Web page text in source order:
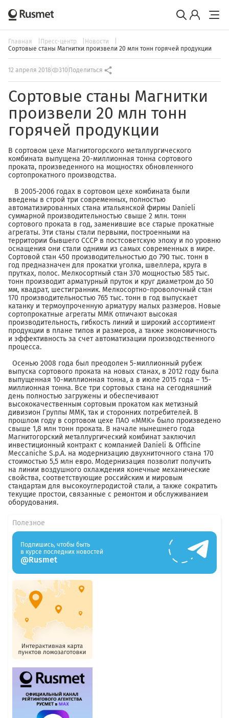
Главная Пресс-центр
Новости
Сортовые станы Магнитки произвели 20 млн тонн горячей продукции
12 апреля 2018 310 Поделиться
Сортовые станы Магнитки
произвели 20 млн тонн
горячей продукции
В сортовом цехе Магнитогорского металлургического
комбината выпущена 20-миллионная тонна сортового
проката, произведенного на мощностях обновленного
сортопрокатного производства.
В 2005-2006 годах в сортовом цехе комбината были
введены в строй три современных, полностью
автоматизированных стана итальянской фирмы Danieli
суммарной производительностью свыше 2 млн. тонн
сортового проката в год, заменившие все старые прокатные
агрегаты. Эти станы стали первыми, построенными на
территории бывшего СССР в постсоветскую эпоху и по уровню
оснащения они стали одними из самых современных в мире.
Сортовой стан 450 производительностью до 790 тыс. тонн в
год предназначен для прокатки уголка, швеллера, круга в
прутках, полос. Мелкосортный стан 370 мощностью 585 тыс.
тонн производит арматурный пруток и круг диаметром до 50
мм, квадрат, шестигранник. Мелкосортно-проволочный стан
170 производительностью 765 тыс. тонн в год выпускает
катанку и термоупроченную арматуру малых размеров. Новые
сортопрокатные агрегаты ММК отличают высокая
производительность, гибкость линий и широкий ассортимент
продукции в плане типов и размеров, а также экономичность
и эффективность за счет автоматизации производственного
процесса.
Осенью 2008 года был преодолен 5-миллионный рубеж
выпуска сортового проката на новых станах, в 2012 году была
выпущенная 10-миллионная тонна, а в июле 2015 года – 15-
миллионная тонна. Все три сортовых стана на сегодняшний
день полностью загружены и обеспечивают
высококачественным сортовым прокатом как метизный
дивизион Группы ММК, так и сторонних потребителей. В
прошлом году в сортовом цехе ПАО «ММК» было произведено
свыше 1,8 млн тонн проката. В начале нынешнего года
Магнитогорский металлургический комбинат заключил
инвестиционный контракт с компанией Danieli & Officine
Meccaniche S.p.A. на модернизацию двухниточного стана 170
стоимостью 5,5 млн евро. Модернизация позволит получить
на линии воздушного охлаждения конечные механические
свойства, соответствующие российским и мировым
стандартам для высокоуглеродистой стали, а также сократить
текущие простои, связанные с ремонтом и обслуживанием
оборудования.
Полезное
Подпишись, чтобы быть
в курсе последних новостей
@Rusmet